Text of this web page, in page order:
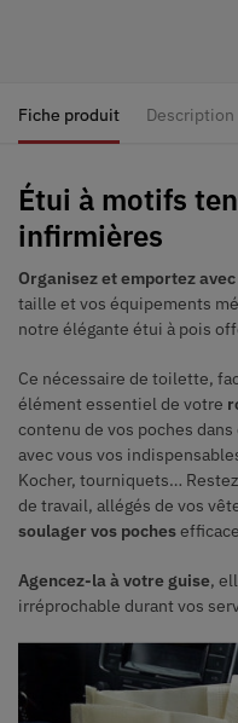
Fiche produit Description
Étui à motifs
infirmières
Organisez et emportez
taille et vos équipements
notre élégante étui à pois
Ce nécessaire de toilette,
élément essentiel de votre
contenu de vos poches
avec vous vos
Kocher, tourniquets…
de travail, allégés de vos
soulager vos poches
Agencez-la à votre guise,
irréprochable durant vos